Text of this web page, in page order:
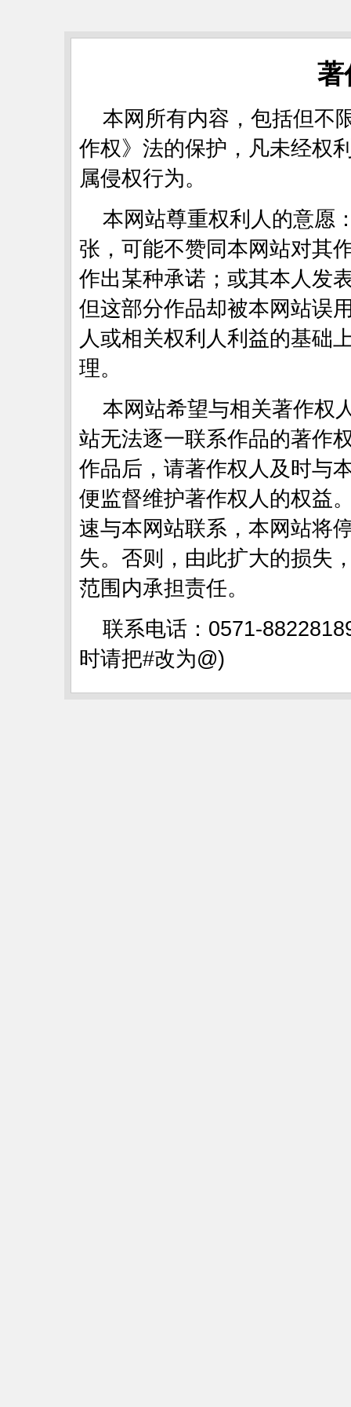
著
本网所有内容，包括但不
作权》法的保护，凡未经权
属侵权行为。
本网站尊重权利人的意愿
张，可能不赞同本网站对其
作出某种承诺；或其本人发
但这部分作品却被本网站误
人或相关权利人利益的基础
理。
本网站希望与相关著作权
站无法逐一联系作品的著作
作品后，请著作权人及时与
便监督维护著作权人的权益
速与本网站联系，本网站将
失。否则，由此扩大的损失
范围内承担责任。
联系电话：0571-
时请把#改为@)